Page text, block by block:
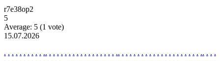
r7e38op2
5
Average: 5 (1 vote)
15.07.2026
. . . . . . . . . . .. . . . . . . . . . . . . . . . . . .. . . . . . . . . . . . . . . . . . . . . .. . . .